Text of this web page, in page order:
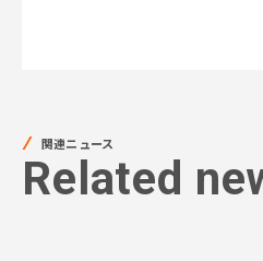
関連ニュース
Related